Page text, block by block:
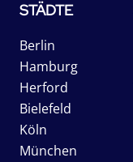
STÄDTE
Berlin
Hamburg
Herford
Bielefeld
Köln
München